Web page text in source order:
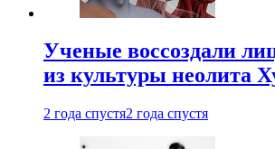
Ученые воссоздали
из культуры неолита
2 года спустя2 года спустя